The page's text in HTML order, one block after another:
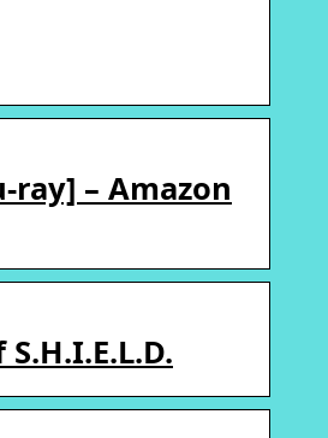
ray] – Amazon